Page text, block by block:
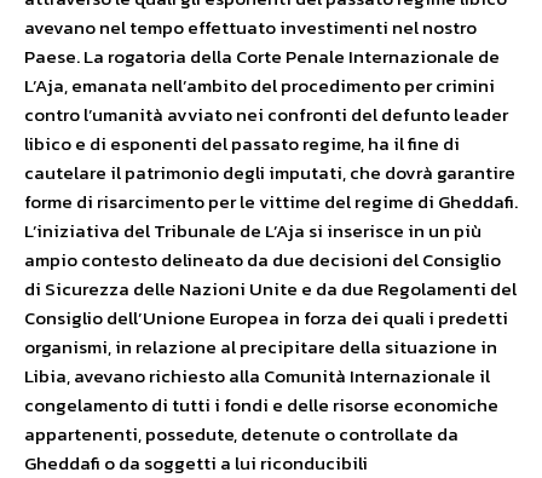
avevano nel tempo effettuato investimenti nel nostro
Paese. La rogatoria della Corte Penale Internazionale de
L’Aja, emanata nell’ambito del procedimento per crimini
contro l’umanità avviato nei confronti del defunto leader
libico e di esponenti del passato regime, ha il fine di
cautelare il patrimonio degli imputati, che dovrà garantire
forme di risarcimento per le vittime del regime di Gheddafi.
L’iniziativa del Tribunale de L’Aja si inserisce in un più
ampio contesto delineato da due decisioni del Consiglio
di Sicurezza delle Nazioni Unite e da due Regolamenti del
Consiglio dell’Unione Europea in forza dei quali i predetti
organismi, in relazione al precipitare della situazione in
Libia, avevano richiesto alla Comunità Internazionale il
congelamento di tutti i fondi e delle risorse economiche
appartenenti, possedute, detenute o controllate da
Gheddafi o da soggetti a lui riconducibili